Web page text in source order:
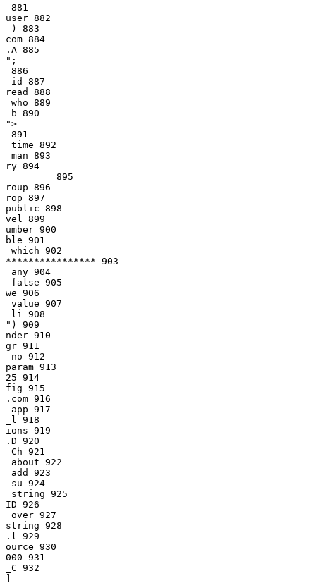
881
user 882
) 883
com 884
.A 885
";
886
id 887
read 888
who 889
_b 890
">
891
time 892
man 893
ry 894
======== 895
roup 896
rop 897
public 898
vel 899
umber 900
ble 901
which 902
**************** 903
any 904
false 905
we 906
value 907
li 908
") 909
nder 910
gr 911
no 912
param 913
25 914
fig 915
.com 916
app 917
_l 918
ions 919
.D 920
Ch 921
about 922
add 923
su 924
string 925
ID 926
over 927
string 928
.l 929
ource 930
000 931
_C 932